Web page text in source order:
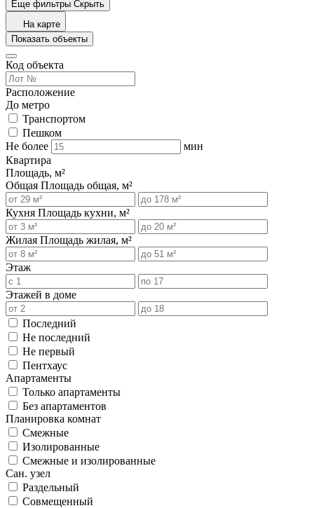
Еще фильтры Скрыть
На карте
Показать объекты
Код объекта
Расположение
До метро
Транспортом
Пешком
Не более
мин
Квартира
Площадь, м²
Общая Площадь общая, м²
Кухня Площадь кухни, м²
Жилая Площадь жилая, м²
Этаж
Этажей в доме
Последний
Не последний
Не первый
Пентхаус
Апартаменты
Только апартаменты
Без апартаментов
Планировка комнат
Смежные
Изолированные
Смежные и изолированные
Сан. узел
Раздельный
Совмещенный